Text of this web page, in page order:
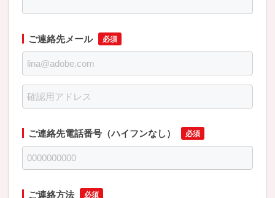
ご連絡先メール
ご連絡先電話番号（ハイフンなし）
ご連絡方法